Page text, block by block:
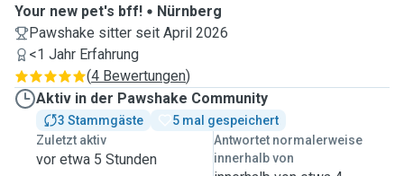
Your new pet's bff!
Nürnberg
Pawshake sitter seit April 2026
<1 Jahr Erfahrung
(4 Bewertungen)
Aktiv in der Pawshake Community
3 Stammgäste
5 mal gespeichert
Zuletzt aktiv
vor etwa 5 Stunden
Antwortet normalerweise
innerhalb von